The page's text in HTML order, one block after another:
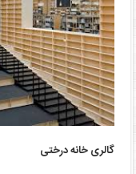
گالری خانه درختی